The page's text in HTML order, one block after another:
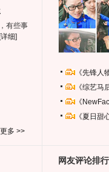
有些事
[详细]
更多 >>
《先锋
《综艺
《
《夏日
网友评论排行